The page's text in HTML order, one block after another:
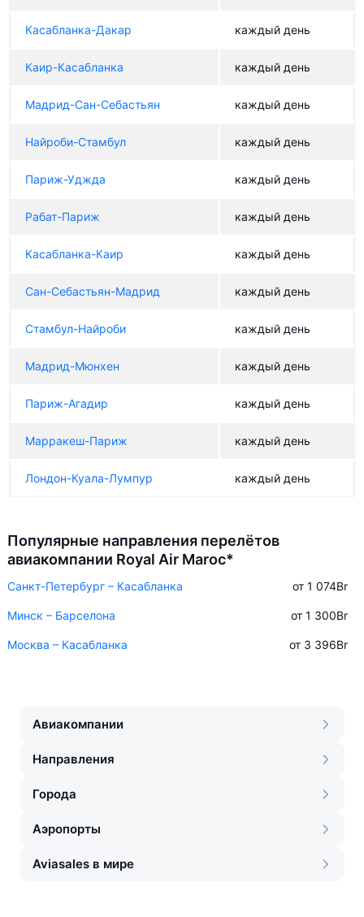
Касабланка-Дакар каждый день
Каир-Касабланка каждый день
Мадрид-Сан-Себастьян каждый день
Найроби-Стамбул каждый день
Париж-Уджда каждый день
Рабат-Париж каждый день
Касабланка-Каир каждый день
Сан-Себастьян-Мадрид каждый день
Стамбул-Найроби каждый день
Мадрид-Мюнхен каждый день
Париж-Агадир каждый день
Марракеш-Париж каждый день
Лондон-Куала-Лумпур каждый день
Популярные направления перелётов
авиакомпании Royal Air Maroc*
Санкт-Петербург – Касабланка от 1 074Br
Минск – Барселона от 1 300Br
Москва – Касабланка от 3 396Br
Авиакомпании
Направления
Города
Аэропорты
Aviasales в мире